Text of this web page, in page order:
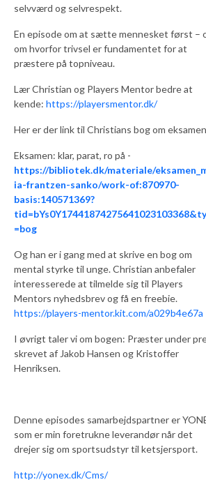
selvværd og selvrespekt.
En episode om at sætte mennesket først –
om hvorfor trivsel er fundamentet for at
præstere på topniveau.
Lær Christian og Players Mentor bedre at
kende: https://playersmentor.dk/
Her er der link til Christians bog om
Eksamen: klar, parat, ro på -
https://bibliotek.dk/materiale/
ia-frantzen-sanko/work-of:870970-
basis:140571369?
=bog
Og han er i gang med at skrive en bog om
mental styrke til unge. Christian anbefaler
interesserede at tilmelde sig til Players
Mentors nyhedsbrev og få en freebie.
https://players-mentor.kit.com/a029b4e67a
I øvrigt taler vi om bogen: Præster under
skrevet af Jakob Hansen og Kristoffer
Henriksen.
Denne episodes samarbejdspartner er
som er min foretrukne leverandør når det
drejer sig om sportsudstyr til ketsjersport.
http://yonex.dk/Cms/